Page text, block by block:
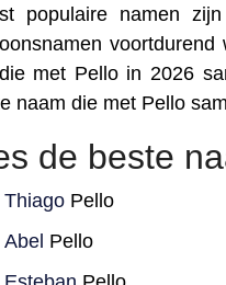
populaire namen
met Pello in 2026
naam die met Pello
de beste
Thiago Pello
Abel Pello